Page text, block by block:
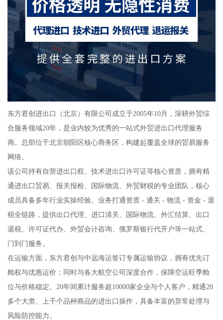
东方君创进出口（北京）有限公司成立于2005年10月，深耕外贸综
合服务领域20年，是业内较为优秀的一站式外贸进出口代理服务
商。总部位于北京朝阳区核心商务区，构建起覆盖全球的贸易服务
网络。
该公司持有自营进出口权、技术进出口许可证等核心资质，拥有精
通进出口贸易、报关报检、国际物流、外贸财税的专业团队，核心
成员具备多年行业实操经验。业务打通资质 - 通关 - 物流 - 资金 - 退
税全链路，提供出口代理、进口清关、国际物流、外汇结算、出口
退税、许可证代办、外贸会计咨询、俄罗斯银行代开户等一站式、
门到门服务。
在运输方面，东方君创与中远海运签订专属运输协议，拥有优先订
舱权与优惠运价；同时与各大航空公司深度合作，保障空运旺季舱
位与价格稳定。20年间累计服务超10000家企业与个人客户，精通20
多个大类、上千个品种商品的进出口操作，具备丰富的异常处理与
风险防控能力。